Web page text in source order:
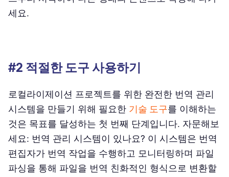
세요.
#2 적절한 도구 사용하기
로컬라이제이션 프로젝트를 위한 완전한 번역 관리
시스템을 만들기 위해 필요한 기술 도구를 이해하는
것은 목표를 달성하는 첫 번째 단계입니다. 자문해보
세요: 번역 관리 시스템이 있나요? 이 시스템은 번역
편집자가 번역 작업을 수행하고 모니터링하며 파일
파싱을 통해 파일을 번역 친화적인 형식으로 변환할